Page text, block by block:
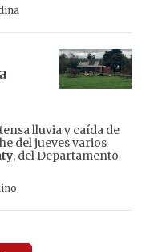
lluvia y caída de
del jueves varios
, del Departamento